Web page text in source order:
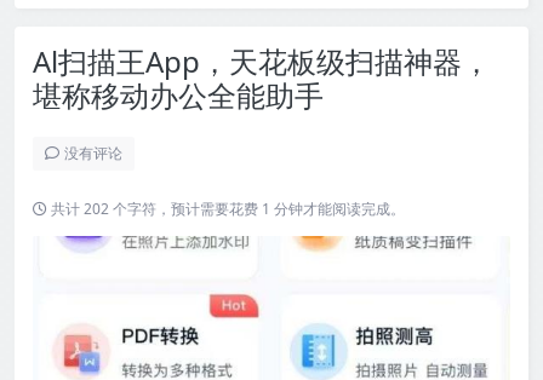
Al扫描王App，天花板级扫描神器，
堪称移动办公全能助手
没有评论
共计 202 个字符，预计需要花费 1 分钟才能阅读完成。